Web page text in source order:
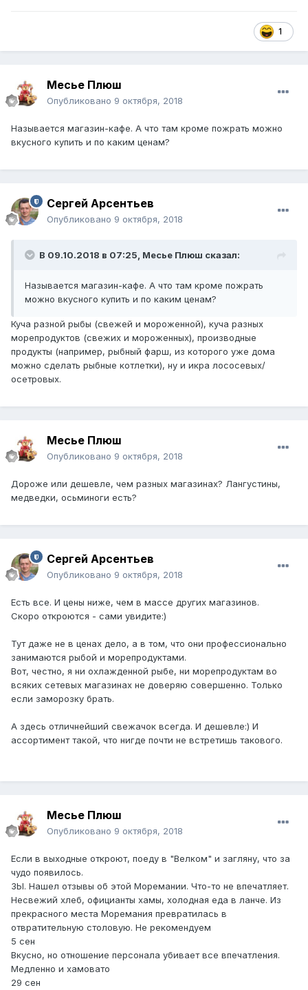
1
Месье Плюш
Опубликовано 9 октября, 2018
Называется магазин-кафе. А что там кроме пожрать можно
вкусного купить и по каким ценам?
Сергей Арсентьев
Опубликовано 9 октября, 2018
В 09.10.2018 в 07:25, Месье Плюш сказал:
Называется магазин-кафе. А что там кроме пожрать
можно вкусного купить и по каким ценам?
Куча разной рыбы (свежей и мороженной), куча разных
морепродуктов (свежих и мороженных), производные
продукты (например, рыбный фарш, из которого уже дома
можно сделать рыбные котлетки), ну и икра лососевых/
осетровых.
Месье Плюш
Опубликовано 9 октября, 2018
Дороже или дешевле, чем разных магазинах? Лангустины,
медведки, осьминоги есть?
Сергей Арсентьев
Опубликовано 9 октября, 2018
Есть все. И цены ниже, чем в массе других магазинов.
Скоро откроются - сами увидите:)
Тут даже не в ценах дело, а в том, что они профессионально
занимаются рыбой и морепродуктами.
Вот, честно, я ни охлажденной рыбе, ни морепродуктам во
всяких сетевых магазинах не доверяю совершенно. Только
если заморозку брать.
А здесь отличнейший свежачок всегда. И дешевле:) И
ассортимент такой, что нигде почти не встретишь такового.
Месье Плюш
Опубликовано 9 октября, 2018
Если в выходные откроют, поеду в "Велком" и загляну, что за
чудо появилось.
ЗЫ. Нашел отзывы об этой Моремании. Что-то не впечатляет.
Несвежий хлеб, официанты хамы, холодная еда в ланче. Из
прекрасного места Моремания превратилась в
отвратительную столовую. Не рекомендуем
5 сен
Вкусно, но отношение персонала убивает все впечатления.
Медленно и хамовато
29 сен